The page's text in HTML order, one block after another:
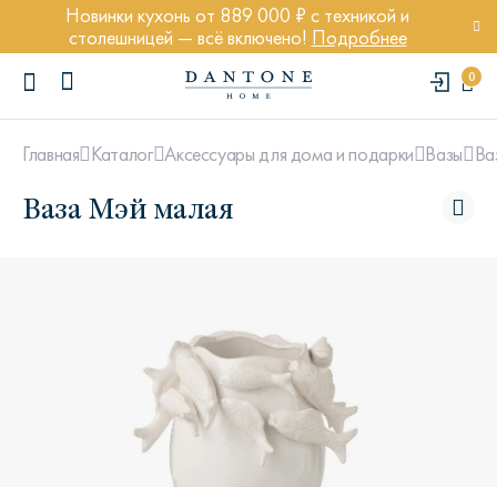
Новинки кухонь от 889 000 ₽ с техникой и
столешницей — всё включено! Подробнее
0
Кровать Ньюбери
Главная Каталог Аксессуары для дома и подарки Вазы
Ваза Мэй малая